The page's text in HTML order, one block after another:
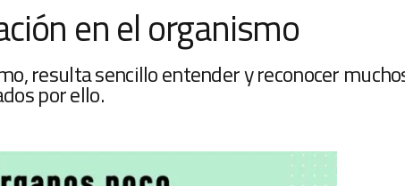
en el organismo
resulta sencillo entender y reconocer
por ello.